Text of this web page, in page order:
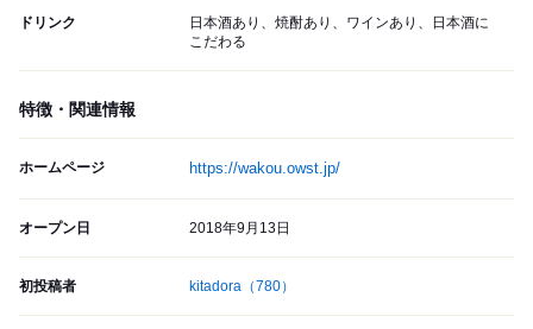
ドリンク
日本酒あり、焼酎あり、ワインあり、日本酒に
こだわる
特徴・関連情報
ホームページ https://wakou.owst.jp/
オープン日 2018年9月13日
初投稿者 kitadora （780）